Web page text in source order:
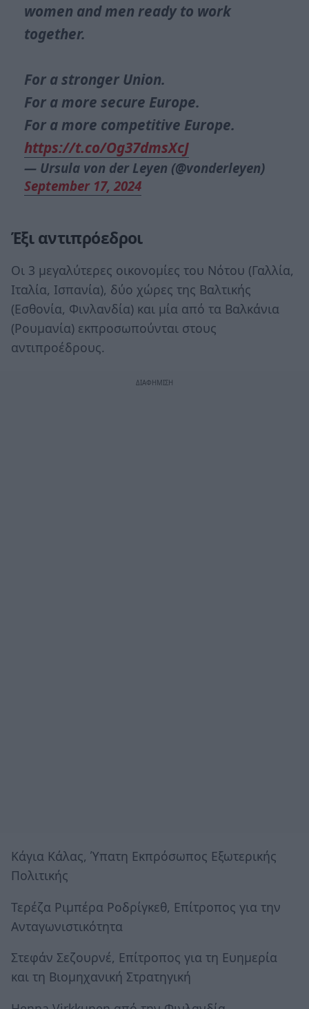
women and men ready to work
together.
For a stronger Union.
For a more secure Europe.
For a more competitive Europe.
https://t.co/Og37dmsXcJ
— Ursula von der Leyen (@vonderleyen)
September 17, 2024
Έξι αντιπρόεδροι
Οι 3 μεγαλύτερες οικονομίες του Νότου (Γαλλία,
Ιταλία, Ισπανία), δύο χώρες της Βαλτικής
(Εσθονία, Φινλανδία) και μία από τα Βαλκάνια
(Ρουμανία) εκπροσωπούνται στους
αντιπροέδρους.
Κάγια Κάλας, Ύπατη Εκπρόσωπος Εξωτερικής
Πολιτικής
Τερέζα Ριμπέρα Ροδρίγκεθ, Επίτροπος για την
Ανταγωνιστικότητα
Στεφάν Σεζουρνέ, Επίτροπος για τη Ευημερία
και τη Βιομηχανική Στρατηγική